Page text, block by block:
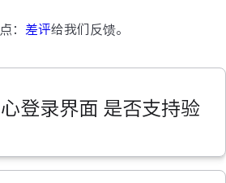
： 差评给我们反馈。
登录界面 是否支持验